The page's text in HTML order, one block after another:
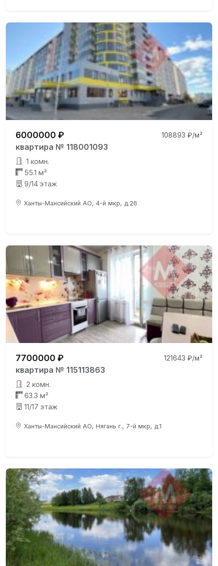
6000000 ₽ 108893 ₽/м²
квартира № 118001093
1 комн.
55.1 м²
9/14 этаж
Ханты-Мансийский АО, 4-й мкр, д.26
7700000 ₽ 121643 ₽/м²
квартира № 115113863
2 комн.
63.3 м²
11/17 этаж
Ханты-Мансийский АО, Нягань г., 7-й мкр, д.1